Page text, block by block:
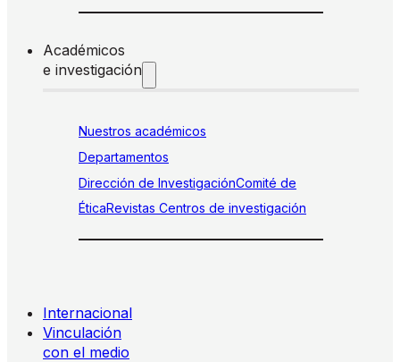
Académicos
e investigación
Nuestros académicos
Departamentos
Dirección de InvestigaciónComité de
ÉticaRevistas Centros de investigación
Internacional
Vinculación
con el medio